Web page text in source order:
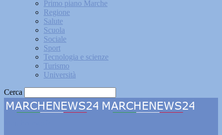
Primo piano Marche
Regione
Salute
Scuola
Sociale
Sport
Tecnologia e scienze
Turismo
Università
Cerca